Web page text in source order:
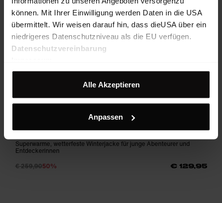
können. Mit Ihrer Einwilligung werden Daten in die USA
übermittelt. Wir weisen darauf hin, dass dieUSA über ein
niedrigeres Datenschutzniveau als die EU verfügen.
Datenschutzvereinbarung
Alle Akzeptieren
Anpassen
Wildone Hybrid Jacket G-
LOFT® Kids
Superwarme, wetterfeste Winterjacke für junge Abenteurer und
Entdeckerinnen
€ 259,9050% € 129,95